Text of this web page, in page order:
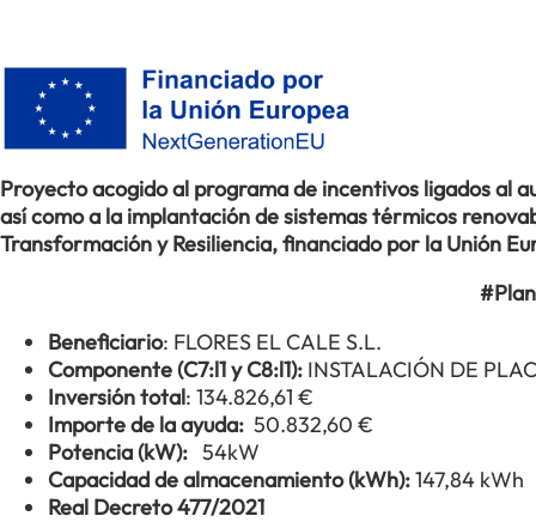
Proyecto acogido al programa de incentivos ligados al
así como a la implantación de sistemas térmicos
Transformación y Resiliencia, financiado por la Unión
Beneficiario: FLORES EL CALE S.L.
Componente (C7:l1 y C8:l1): INSTALACIÓN DE
Inversión total: 134.826,61 €
Importe de la ayuda: 50.832,60 €
Potencia (kW): 54kW
Capacidad de almacenamiento (kWh):147,84 kWh
Real Decreto 477/2021